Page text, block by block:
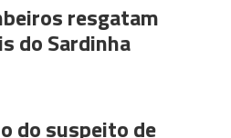
resgatam
do Sardinha
do suspeito de